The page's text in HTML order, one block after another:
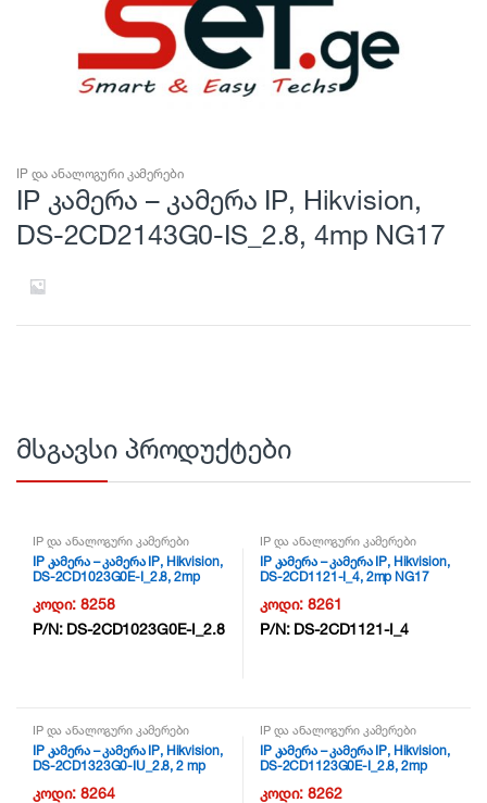
IP და ანალოგური კამერები
IP კამერა – კამერა IP, Hikvision,
DS-2CD2143G0-IS_2.8, 4mp NG17
მსგავსი პროდუქტები
IP და ანალოგური კამერები
IP კამერა – კამერა IP, Hikvision,
DS-2CD1023G0E-I_2.8, 2mp
კოდი:8258
P/N: DS-2CD1023G0E-I_2.8
IP და ანალოგური კამერები
IP კამერა – კამერა IP, Hikvision,
DS-2CD1121-I_4, 2mp NG17
კოდი:8261
P/N: DS-2CD1121-I_4
IP და ანალოგური კამერები
IP კამერა – კამერა IP, Hikvision,
DS-2CD1323G0-IU_2.8, 2 mp
კოდი:8264
IP და ანალოგური კამერები
IP კამერა – კამერა IP, Hikvision,
DS-2CD1123G0E-I_2.8, 2mp
კოდი:8262